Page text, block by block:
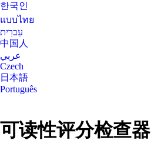
한국인
แบบไทย
עִברִית
中国人
عربي
Czech
日本語
Português
可读性评分检查器